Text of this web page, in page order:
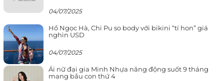
04/07/2025
Hồ Ngọc Hà, Chi Pu so body với bikini “tí hon” giá
nghìn USD
04/07/2025
Ái nữ đại gia Minh Nhựa năng động suốt 9 tháng
mang bầu con thứ 4